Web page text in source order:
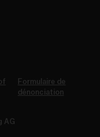
Formulaire de
dénonciation
AG